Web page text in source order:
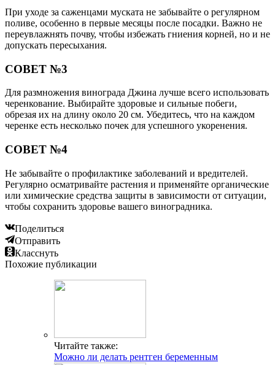
При уходе за саженцами муската не забывайте о регулярном
поливе, особенно в первые месяцы после посадки. Важно не
переувлажнять почву, чтобы избежать гниения корней, но и не
допускать пересыхания.
СОВЕТ №3
Для размножения винограда Джина лучше всего использовать
черенкование. Выбирайте здоровые и сильные побеги,
обрезая их на длину около 20 см. Убедитесь, что на каждом
черенке есть несколько почек для успешного укоренения.
СОВЕТ №4
Не забывайте о профилактике заболеваний и вредителей.
Регулярно осматривайте растения и применяйте органические
или химические средства защиты в зависимости от ситуации,
чтобы сохранить здоровье вашего виноградника.
Поделиться
Отправить
Класснуть
Похожие публикации
Читайте также:
Можно ли делать рентген беременным